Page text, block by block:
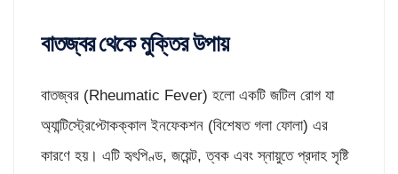
বাতজ্বর থেকে মুক্তির উপায়
বাতজ্বর (Rheumatic Fever) হলো একটি জটিল রোগ যা
অ্যান্টিস্ট্রেপ্টোকক্কাল ইনফেকশন (বিশেষত গলা ফোলা) এর
কারণে হয়। এটি হৃৎপিণ্ড, জয়েন্ট, ত্বক এবং স্নায়ুতে প্রদাহ সৃষ্টি